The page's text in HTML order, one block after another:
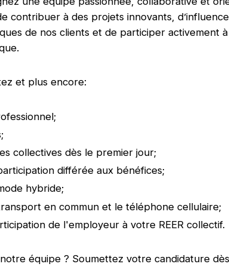
contribuer à des projets innovants,
de nos clients et de participer activement
et plus encore:
collectives dès le premier jour;
différée aux bénéfices;
hybride;
en commun et le téléphone cellulaire;
de l'employeur à votre REER collectif.
équipe ? Soumettez votre candidature